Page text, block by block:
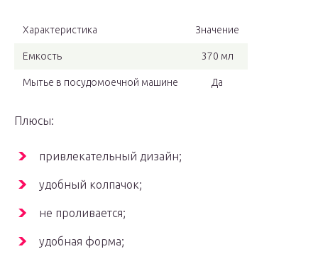
Характеристика Значение
Емкость 370 мл
Мытье в посудомоечной машине Да
Плюсы:
привлекательный дизайн;
удобный колпачок;
не проливается;
удобная форма;